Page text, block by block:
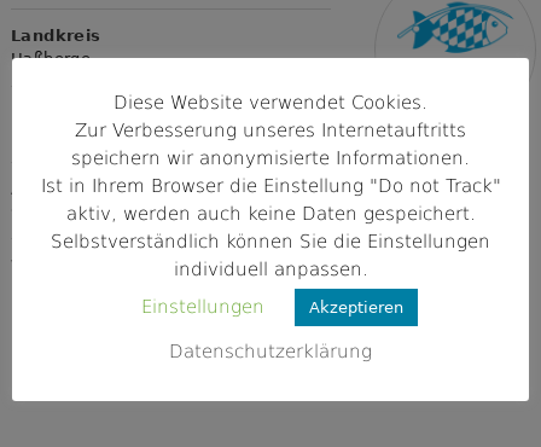
Landkreis
Haßberge
Unterfranken
Adresse
96106 Ebern
Webseite
Diese Website verwendet Cookies.
Zur Verbesserung unseres Internetauftritts
speichern wir anonymisierte Informationen.
Ist in Ihrem Browser die Einstellung "Do not Track"
aktiv, werden auch keine Daten gespeichert.
Selbstverständlich können Sie die Einstellungen
individuell anpassen.
Einstellungen
Akzeptieren
Datenschutzerklärung